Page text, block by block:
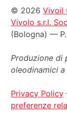
legali
© 2026Vivoil
Vivolo s.r.l.
(Bologna) —
Produzione
oleodinamici
Privacy Policy
preferenze